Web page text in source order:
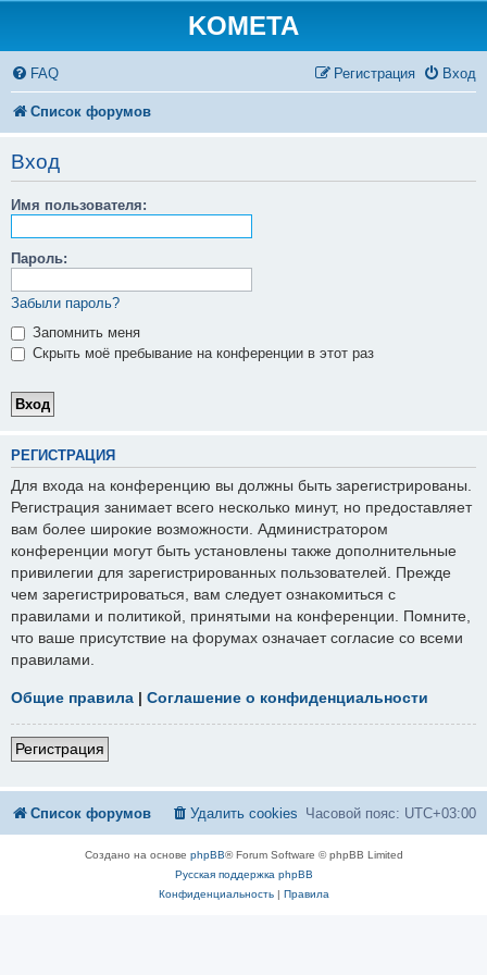
KOMETA
FAQ Вход
Регистрация
Список форумов
Вход
Имя пользователя:
Пароль:
Забыли пароль?
Запомнить меня
Скрыть моё пребывание на конференции в этот раз
РЕГИСТРАЦИЯ
Для входа на конференцию вы должны быть зарегистрированы.
Регистрация занимает всего несколько минут, но предоставляет
вам более широкие возможности. Администратором
конференции могут быть установлены также дополнительные
привилегии для зарегистрированных пользователей. Прежде
чем зарегистрироваться, вам следует ознакомиться с
правилами и политикой, принятыми на конференции. Помните,
что ваше присутствие на форумах означает согласие со всеми
правилами.
Общие правила | Соглашение о конфиденциальности
Регистрация
Список форумов Часовой пояс: UTC+03:00
Удалить cookies
Создано на основе phpBB® Forum Software © phpBB Limited
Русская поддержка phpBB
Конфиденциальность| Правила